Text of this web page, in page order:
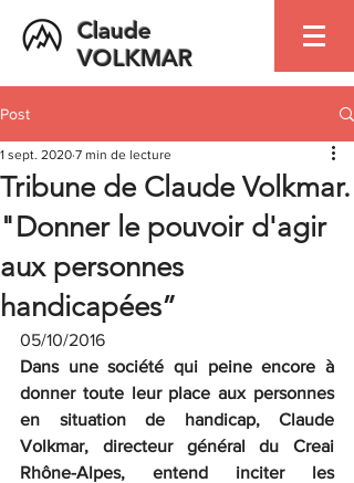
Claude
VOLKMAR
Post
Tribune de Claude Volkmar.
"Donner le pouvoir d'agir
aux personnes
handicapées”
1 sept. 2020 7 min de lecture
05/10/2016
Dans une société qui peine encore à
donner toute leur place aux personnes
en situation de handicap, Claude
Volkmar, directeur général du Creai
Rhône-Alpes, entend inciter les